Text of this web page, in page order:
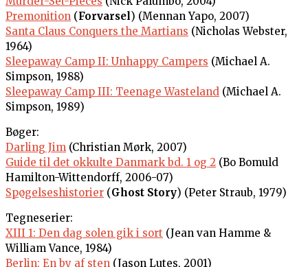
Premonition (Forvarsel) (Mennan Yapo, 2007)
Santa Claus Conquers the Martians (Nicholas Webster,
1964)
Sleepaway Camp II: Unhappy Campers (Michael A.
Simpson, 1988)
Sleepaway Camp III: Teenage Wasteland (Michael A.
Simpson, 1989)
Bøger:
Darling Jim (Christian Mørk, 2007)
Guide til det okkulte Danmark bd. 1 og 2 (Bo Bomuld
Hamilton-Wittendorff, 2006-07)
Spøgelseshistorier (Ghost Story) (Peter Straub, 1979)
Tegneserier:
XIII 1: Den dag solen gik i sort (Jean van Hamme &
William Vance, 1984)
Berlin: En by af sten (Jason Lutes, 2001)